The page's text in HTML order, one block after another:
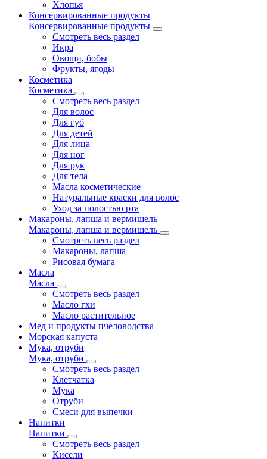
Хлопья
Консервированные продукты
Консервированные продукты
Смотреть весь раздел
Икра
Овощи, бобы
Фрукты, ягоды
Косметика
Косметика
Смотреть весь раздел
Для волос
Для губ
Для детей
Для лица
Для ног
Для рук
Для тела
Масла косметические
Натуральные краски для волос
Уход за полостью рта
Макароны, лапша и вермишель
Макароны, лапша и вермишель
Смотреть весь раздел
Макароны, лапша
Рисовая бумага
Масла
Масла
Смотреть весь раздел
Масло гхи
Масло растительное
Мед и продукты пчеловодства
Морская капуста
Мука, отруби
Мука, отруби
Смотреть весь раздел
Клетчатка
Мука
Отруби
Смеси для выпечки
Напитки
Напитки
Смотреть весь раздел
Кисели